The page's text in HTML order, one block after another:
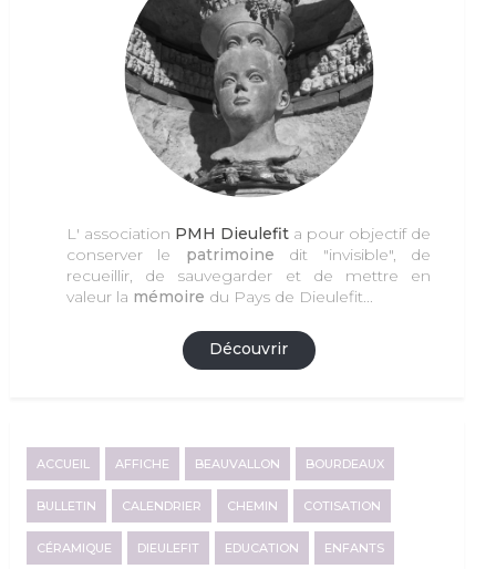
L' association PMH Dieulefit a pour objectif de
conserver le patrimoine dit "invisible", de
recueillir, de sauvegarder et de mettre en
valeur la mémoire du Pays de Dieulefit...
Découvrir
ACCUEIL AFFICHE BEAUVALLON BOURDEAUX
BULLETIN CALENDRIER CHEMIN COTISATION
CÉRAMIQUE DIEULEFIT EDUCATION ENFANTS